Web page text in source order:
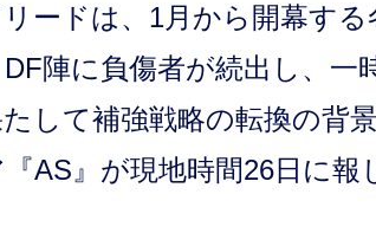
ードは、1月から開幕する
陣に負傷者が続出し、一
して補強戦略の転換の背
AS』が現地時間26日に報